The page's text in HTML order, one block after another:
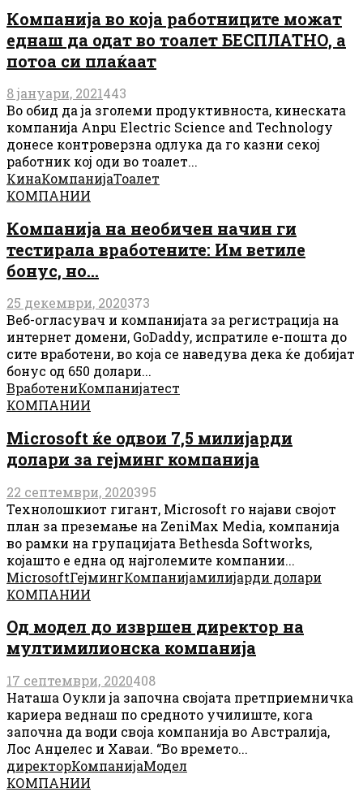
Компанија во која работниците можат
еднаш да одат во тоалет БЕСПЛАТНО, а
потоа си плаќаат
8 јануари, 2021443
Во обид да ја зголеми продуктивноста, кинеската
компанија Anpu Electric Science and Technology
донесе контроверзна одлука да го казни секој
работник кој оди во тоалет...
КинаКомпанијаТоалет
КОМПАНИИ
Компанија на необичен начин ги
тестирала вработените: Им ветиле
бонус, но…
25 декември, 2020373
Веб-огласувач и компанијата за регистрација на
интернет домени, GoDaddy, испратиле е-пошта до
сите вработени, во која се наведува дека ќе добијат
бонус од 650 долари...
ВработениКомпанијатест
КОМПАНИИ
Microsoft ќе одвои 7,5 милијарди
долари за гејминг компанија
22 септември, 2020395
Технолошкиот гигант, Microsoft го најави својот
план за преземање на ZeniMax Media, компанија
во рамки на групацијата Bethesda Softworks,
којашто е една од најголемите компании...
MicrosoftГејмингКомпанијамилијарди долари
КОМПАНИИ
Од модел до извршен директор на
мултимилионска компанија
17 септември, 2020408
Наташа Оукли ја започна својата претприемничка
кариера веднаш по средното училиште, кога
започна да води своја компанија во Австралија,
Лос Анџелес и Хаваи. “Во времето...
директорКомпанијаМодел
КОМПАНИИ